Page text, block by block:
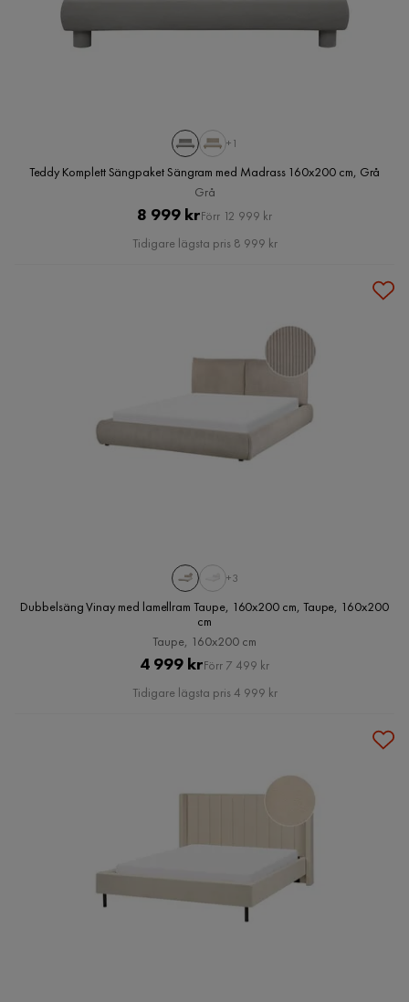
+1
Teddy Komplett Sängpaket Sängram med Madrass 160x200 cm, Grå
Grå
Pris
8 999 krOriginal
Pris
Förr 12 999 kr
Tidigare lägsta pris 8 999 kr
+3
Dubbelsäng Vinay med lamellram Taupe, 160x200 cm, Taupe, 160x200
cm
Taupe, 160x200 cm
Pris
4 999 krOriginal
Pris
Förr 7 499 kr
Tidigare lägsta pris 4 999 kr